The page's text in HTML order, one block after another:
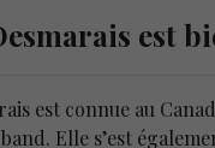
est
est connue au
Elle s’est